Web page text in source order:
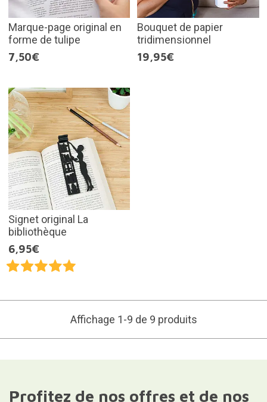
Marque-page original en
forme de tulipe
7,50€
Bouquet de papier
tridimensionnel
19,95€
Signet original La
bibliothèque
6,95€
Affichage 1-9 de 9 produits
Profitez de nos offres et de nos